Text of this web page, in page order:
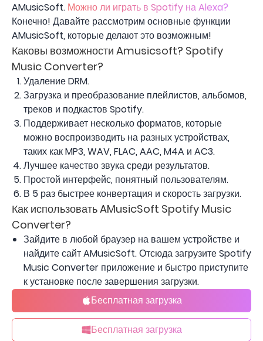
AMusicSoft. Можно ли играть в Spotify на Alexa?
Конечно! Давайте рассмотрим основные функции
AMusicSoft, которые делают это возможным!
Каковы возможности Amusicsoft? Spotify
Music Converter?
Удаление DRM.
Загрузка и преобразование плейлистов, альбомов,
треков и подкастов Spotify.
Поддерживает несколько форматов, которые
можно воспроизводить на разных устройствах,
таких как MP3, WAV, FLAC, AAC, M4A и AC3.
Лучшее качество звука среди результатов.
Простой интерфейс, понятный пользователям.
В 5 раз быстрее конвертация и скорость загрузки.
Как использовать AMusicSoft Spotify Music
Converter?
Зайдите в любой браузер на вашем устройстве и
найдите сайт AMusicSoft. Отсюда загрузите Spotify
Music Converter приложение и быстро приступите
к установке после завершения загрузки.
Бесплатная загрузка
Бесплатная загрузка